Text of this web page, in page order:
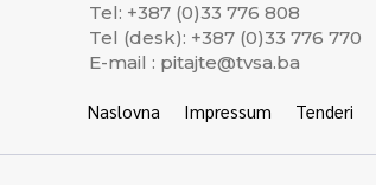
Tel: +387 (0)33 776 808
Tel (desk): +387 (0)33 776 770
E-mail : pitajte@tvsa.ba
Naslovna Impressum Tenderi